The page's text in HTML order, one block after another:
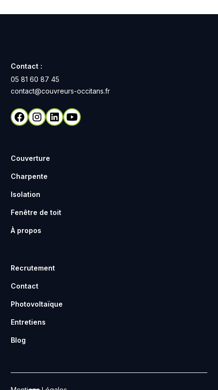
Contact :
05 81 60 87 45
contact@couvreurs-occitans.fr
Couverture
Charpente
Isolation
Fenêtre de toit
À propos
Recrutement
Contact
Photovoltaïque
Entretiens
Blog